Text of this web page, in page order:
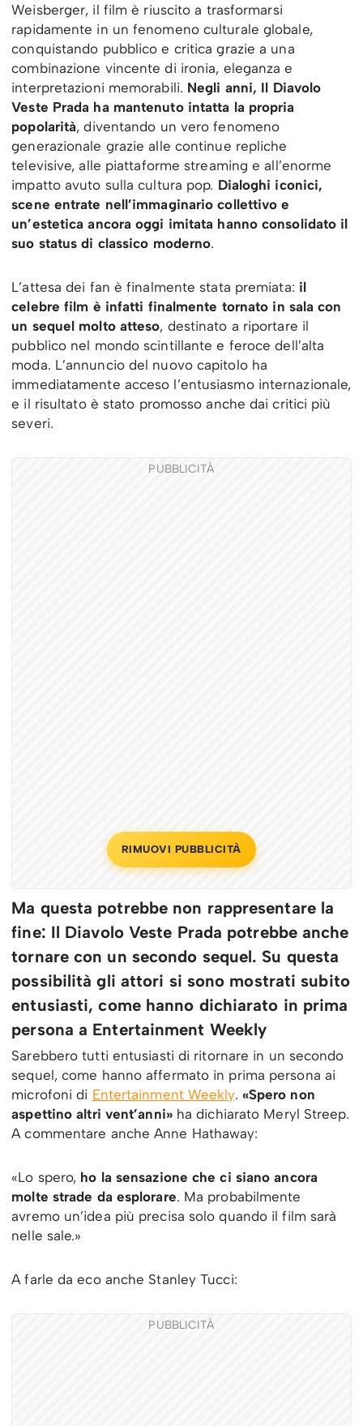
Weisberger, il film è riuscito a trasformarsi
rapidamente in un fenomeno culturale globale,
conquistando pubblico e critica grazie a una
combinazione vincente di ironia, eleganza e
interpretazioni memorabili. Negli anni, Il Diavolo
Veste Prada ha mantenuto intatta la propria
popolarità, diventando un vero fenomeno
generazionale grazie alle continue repliche
televisive, alle piattaforme streaming e all’enorme
impatto avuto sulla cultura pop. Dialoghi iconici,
scene entrate nell’immaginario collettivo e
un’estetica ancora oggi imitata hanno consolidato il
suo status di classico moderno.
L’attesa dei fan è finalmente stata premiata: il
celebre film è infatti finalmente tornato in sala con
un sequel molto atteso, destinato a riportare il
pubblico nel mondo scintillante e feroce dell’alta
moda. L’annuncio del nuovo capitolo ha
immediatamente acceso l’entusiasmo internazionale,
e il risultato è stato promosso anche dai critici più
severi.
PUBBLICITÀ
RIMUOVI PUBBLICITÀ
Ma questa potrebbe non rappresentare la
fine: Il Diavolo Veste Prada potrebbe anche
tornare con un secondo sequel. Su questa
possibilità gli attori si sono mostrati subito
entusiasti, come hanno dichiarato in prima
persona a Entertainment Weekly
Sarebbero tutti entusiasti di ritornare in un secondo
sequel, come hanno affermato in prima persona ai
microfoni di Entertainment Weekly. «Spero non
aspettino altri vent’anni» ha dichiarato Meryl Streep.
A commentare anche Anne Hathaway:
«Lo spero, ho la sensazione che ci siano ancora
molte strade da esplorare. Ma probabilmente
avremo un’idea più precisa solo quando il film sarà
nelle sale.»
A farle da eco anche Stanley Tucci:
PUBBLICITÀ